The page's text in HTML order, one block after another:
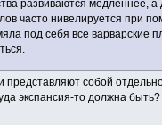
развиваются медленнее, а
часто нивелируется при
под себя все варварские
представляют собой
экспансия-то должна